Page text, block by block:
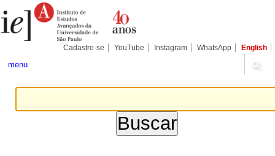
para
conteúdo.
Pessoais
Cadastre-se YouTube Instagram WhatsApp English
menu